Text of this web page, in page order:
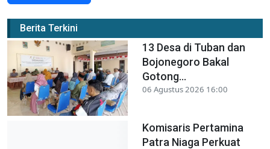
Berita Terkini
13 Desa di Tuban dan
Bojonegoro Bakal
Gotong...
06 Agustus 2026 16:00
Komisaris Pertamina
Patra Niaga Perkuat